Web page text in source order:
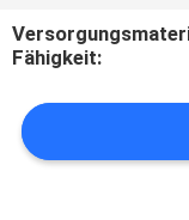
FORDERN
EIN
ZITAT
Fähigkeit: